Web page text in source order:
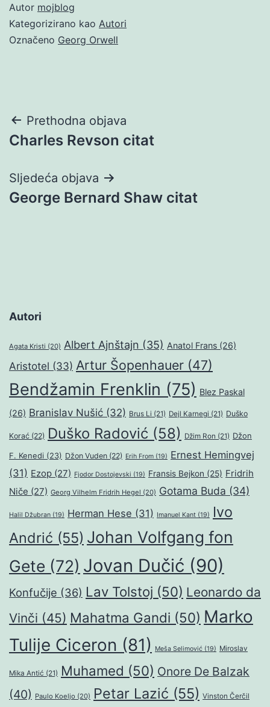
Autor mojblog
Kategorizirano kao Autori
Označeno Georg Orwell
Navigacija
objava
Prethodna objava
Charles Revson citat
Sljedeća objava
George Bernard Shaw citat
Autori
Agata Kristi (20) Albert Ajnštajn (35) Anatol Frans (26)
Aristotel (33) Artur Šopenhauer (47)
Bendžamin Frenklin (75) Blez Paskal
(26) Branislav Nušić (32) Brus Li (21) Dejl Karnegi (21) Duško
Korać (22) Duško Radović (58) Džim Ron (21) Džon
F. Kenedi (23) Džon Vuden (22) Erih From (19) Ernest Hemingvej
(31) Ezop (27) Fjodor Dostojevski (19) Fransis Bejkon (25) Fridrih
Niče (27) Georg Vilhelm Fridrih Hegel (20) Gotama Buda (34)
Halil Džubran (19) Herman Hese (31) Imanuel Kant (19)
Ivo
Andrić (55) Johan Volfgang fon
Gete (72) Jovan Dučić (90)
Konfučije (36) Lav Tolstoj (50) Leonardo da
Vinči (45) Mahatma Gandi (50) Marko
Tulije Ciceron (81) Meša Selimović (19) Miroslav
Mika Antić (21) Muhamed (50) Onore De Balzak
(40) Paulo Koeljo (20) Petar Lazić (55) Vinston Čerčil